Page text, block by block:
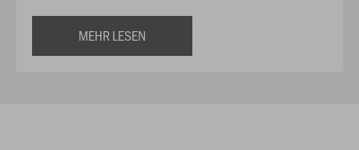
MEHR LESEN